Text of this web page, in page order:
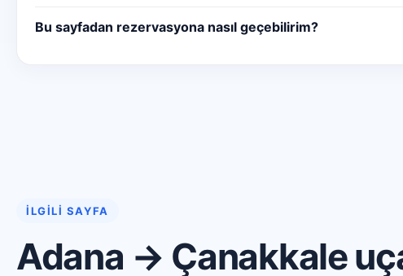
Bu sayfadan rezervasyona nasıl geçebilirim?
İLGILI SAYFA
Adana → Çanakkale